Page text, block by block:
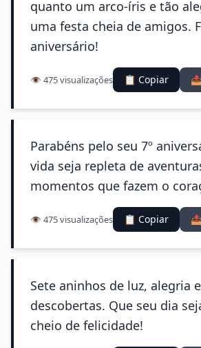
quanto um arco-íris e tão
uma festa cheia de amigos.
aniversário!
👁️ 475 visualizações 📋 Copiar
Parabéns pelo seu 7º
vida seja repleta de
momentos que fazem o
👁️ 475 visualizações 📋 Copiar
Sete aninhos de luz, alegria
descobertas. Que seu dia
cheio de felicidade!